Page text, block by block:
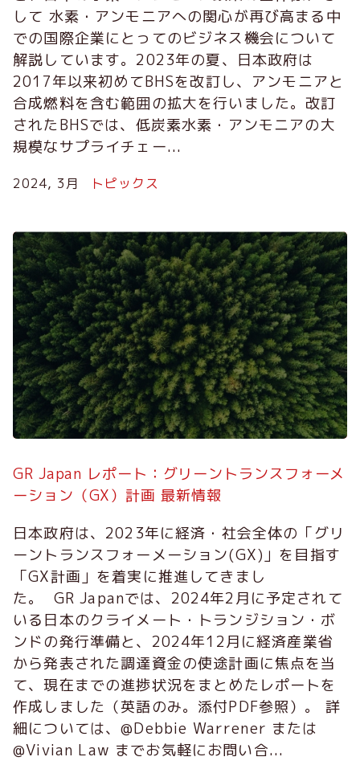
して 水素・アンモニアへの関心が再び高まる中
での国際企業にとってのビジネス機会について
解説しています。2023年の夏、日本政府は
2017年以来初めてBHSを改訂し、アンモニアと
合成燃料を含む範囲の拡大を行いました。改訂
されたBHSでは、低炭素水素・アンモニアの大
規模なサプライチェー...
2024, 3月 トピックス
GR Japan レポート：グリーントランスフォーメ
ーション（GX）計画 最新情報
日本政府は、2023年に経済・社会全体の「グリ
ーントランスフォーメーション(GX)」を目指す
「GX計画」を着実に推進してきまし
た。 GR Japanでは、2024年2月に予定されて
いる日本のクライメート・トランジション・ボ
ンドの発行準備と、2024年12月に経済産業省
から発表された調達資金の使途計画に焦点を当
て、現在までの進捗状況をまとめたレポートを
作成しました（英語のみ。添付PDF参照）。 詳
細については、@Debbie Warrener または
@Vivian Law までお気軽にお問い合...